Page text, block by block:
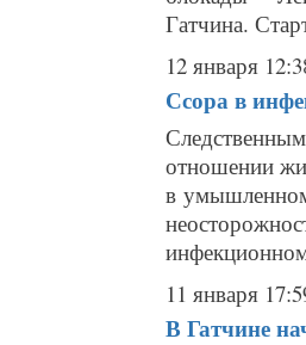
Гатчина.
12 января
Ссора в
отношении
в
11 января
В Гатчине